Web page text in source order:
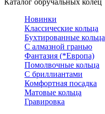
Каталог обручальных колец
Новинки
Классические кольца
Бухтированные кольца
С алмазной гранью
Фантазия (*Европа)
Помолвочные кольца
С бриллиантами
Комфортная посадка
Матовые кольца
Гравировка